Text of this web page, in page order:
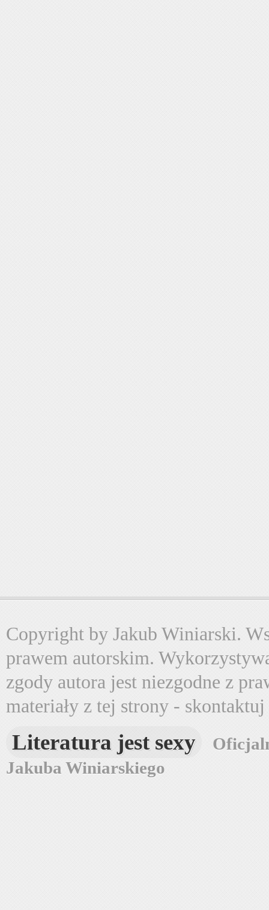
Copyright by Jakub Winiarski.
prawem autorskim.
zgody autora jest niezgodne z
materiały z tej strony -
Literatura jest sexy
Jakuba Winiarskiego